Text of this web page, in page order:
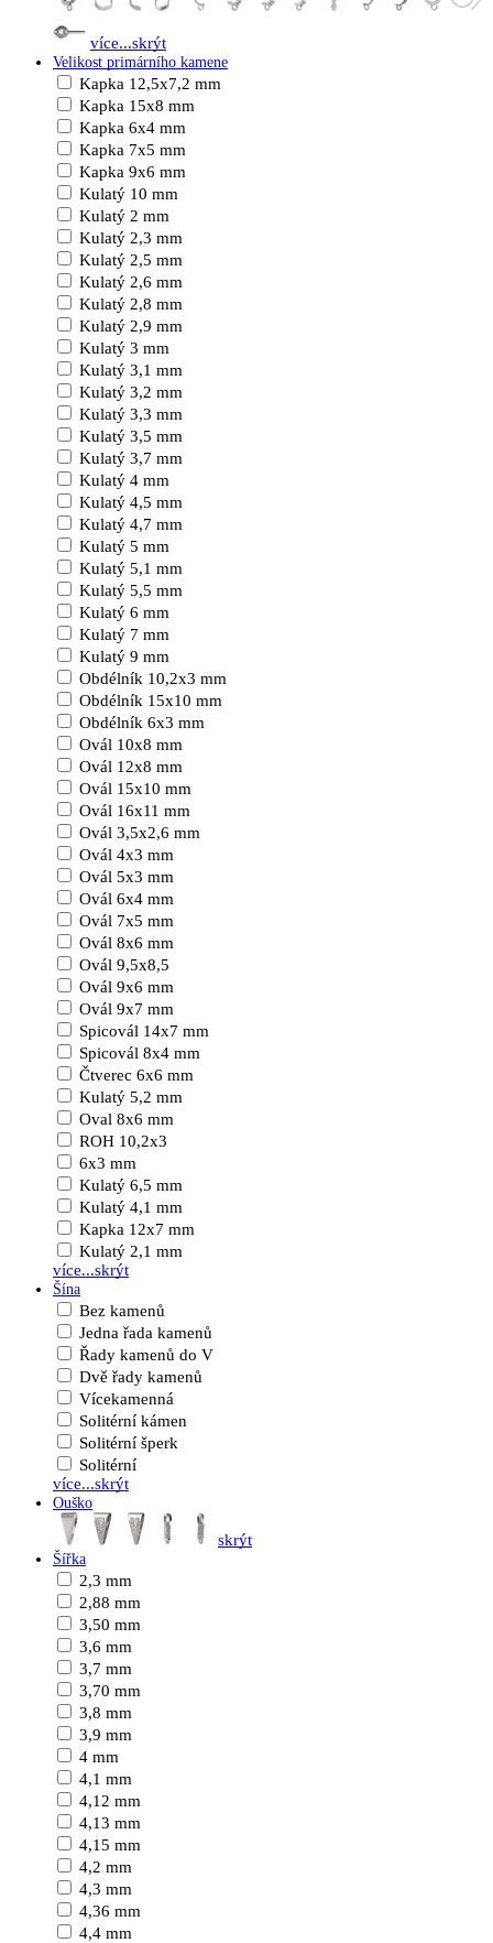
více...skrýt
Velikost primárního kamene
Kapka 12,5x7,2 mm
Kapka 15x8 mm
Kapka 6x4 mm
Kapka 7x5 mm
Kapka 9x6 mm
Kulatý 10 mm
Kulatý 2 mm
Kulatý 2,3 mm
Kulatý 2,5 mm
Kulatý 2,6 mm
Kulatý 2,8 mm
Kulatý 2,9 mm
Kulatý 3 mm
Kulatý 3,1 mm
Kulatý 3,2 mm
Kulatý 3,3 mm
Kulatý 3,5 mm
Kulatý 3,7 mm
Kulatý 4 mm
Kulatý 4,5 mm
Kulatý 4,7 mm
Kulatý 5 mm
Kulatý 5,1 mm
Kulatý 5,5 mm
Kulatý 6 mm
Kulatý 7 mm
Kulatý 9 mm
Obdélník 10,2x3 mm
Obdélník 15x10 mm
Obdélník 6x3 mm
Ovál 10x8 mm
Ovál 12x8 mm
Ovál 15x10 mm
Ovál 16x11 mm
Ovál 3,5x2,6 mm
Ovál 4x3 mm
Ovál 5x3 mm
Ovál 6x4 mm
Ovál 7x5 mm
Ovál 8x6 mm
Ovál 9,5x8,5
Ovál 9x6 mm
Ovál 9x7 mm
Spicovál 14x7 mm
Spicovál 8x4 mm
Čtverec 6x6 mm
Kulatý 5,2 mm
Oval 8x6 mm
ROH 10,2x3
6x3 mm
Kulatý 6,5 mm
Kulatý 4,1 mm
Kapka 12x7 mm
Kulatý 2,1 mm
více...skrýt
Šína
Bez kamenů
Jedna řada kamenů
Řady kamenů do V
Dvě řady kamenů
Vícekamenná
Solitérní kámen
Solitérní šperk
Solitérní
více...skrýt
Ouško
skrýt
Šířka
2,3 mm
2,88 mm
3,50 mm
3,6 mm
3,7 mm
3,70 mm
3,8 mm
3,9 mm
4 mm
4,1 mm
4,12 mm
4,13 mm
4,15 mm
4,2 mm
4,3 mm
4,36 mm
4,4 mm